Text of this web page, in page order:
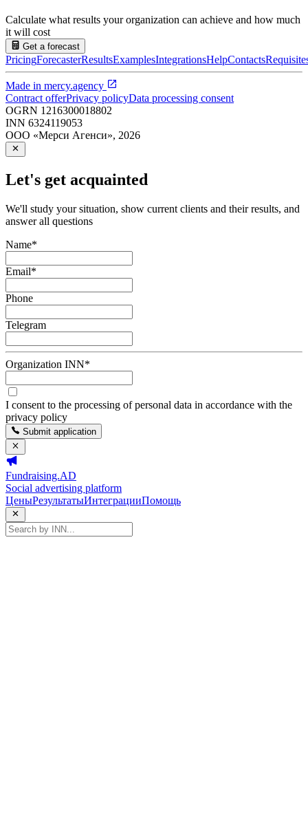
Calculate what results your organization can achieve and how much
it will cost
Get a forecast
PricingForecasterResultsExamplesIntegrationsHelpContacts
Made in mercy.agency
Contract offerPrivacy policyData processing consent
OGRN 1216300018802
INN 6324119053
ООО «Мерси Агенси», 2026
Let's get acquainted
We'll study your situation, show current clients and their results, and
answer all questions
Name*
Email*
Phone
Telegram
Organization INN*
I consent to the processing of personal data in accordance with the
privacy policy
Submit application
Fundraising.AD
Social advertising platform
ЦеныРезультатыИнтеграцииПомощь